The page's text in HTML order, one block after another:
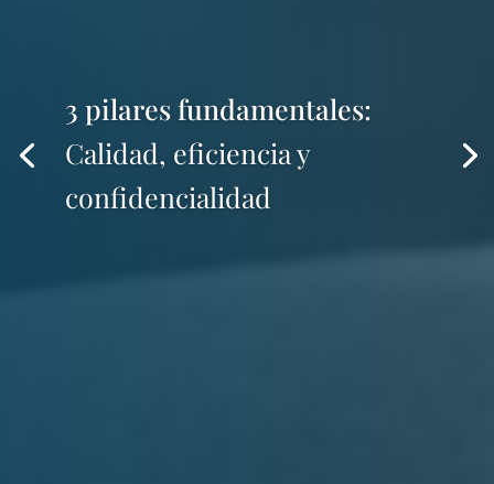
3 pilares fundamentales:
Calidad, eficiencia y
confidencialidad